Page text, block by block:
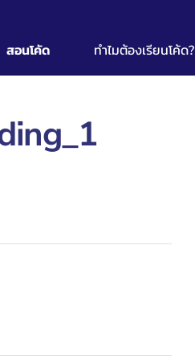
ทำไมต้องเรียนโค้ด?
สอนโคัด